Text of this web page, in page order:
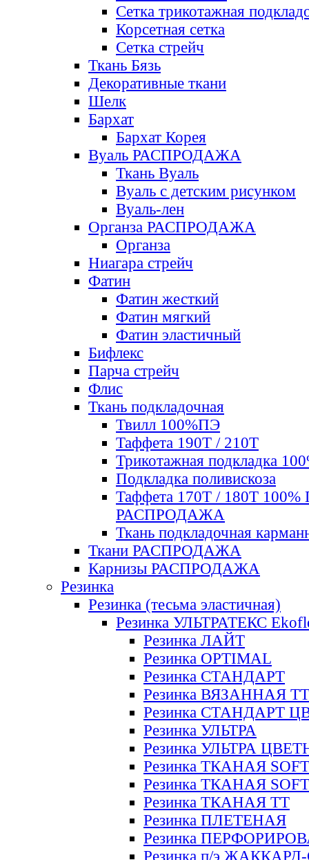
Сетка трикотажная
Корсетная сетка
Сетка стрейч
Ткань Бязь
Декоративные ткани
Шелк
Бархат
Бархат Корея
Вуаль РАСПРОДАЖА
Ткань Вуаль
Вуаль с детским рисунком
Вуаль-лен
Органза РАСПРОДАЖА
Органза
Ниагара стрейч
Фатин
Фатин жесткий
Фатин мягкий
Фатин элаcтичный
Бифлекс
Парча стрейч
Флис
Ткань подкладочная
Твилл 100%ПЭ
Таффета 190Т / 210Т
Трикотажная подкладка
Подкладка поливискоза
Таффета 170Т / 180Т 100%
РАСПРОДАЖА
Ткань подкладочная
Ткани РАСПРОДАЖА
Карнизы РАСПРОДАЖА
Резинка
Резинка (тесьма эластичная)
Резинка УЛЬТРАТЕКС
Резинка ЛАЙТ
Резинка OPTIMAL
Резинка СТАНДАРТ
Резинка ВЯЗАННАЯ ТТ
Резинка СТАНДАРТ
Резинка УЛЬТРА
Резинка УЛЬТРА
Резинка ТКАНАЯ SOFT
Резинка ТКАНАЯ
Резинка ТКАНАЯ ТТ
Резинка ПЛЕТЕНАЯ
Резинка
Резинка п/э